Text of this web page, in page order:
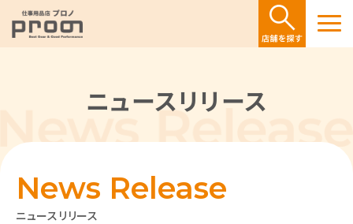
ニュースリリース
ニュースリリース
News Release